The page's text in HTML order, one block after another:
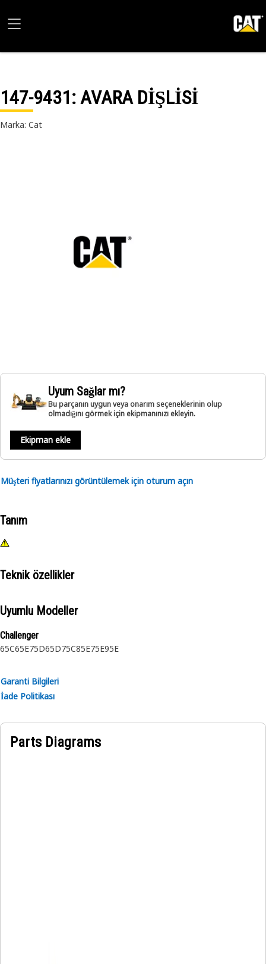
147-9431: AVARA DİŞLİSİ
Marka: Cat
Uyum Sağlar mı?
Bu parçanın uygun veya onarım seçeneklerinin olup
olmadığını görmek için ekipmanınızı ekleyin.
Ekipman ekle
Müşteri fiyatlarınızı görüntülemek için oturum açın
Tanım
Teknik özellikler
Uyumlu Modeller
Challenger
65C65E75D65D75C85E75E95E
Garanti Bilgileri
İade Politikası
Parts Diagrams